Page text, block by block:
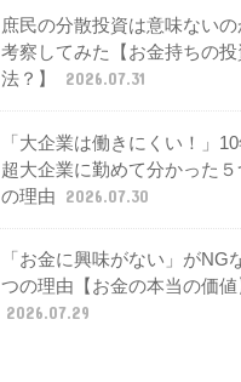
庶民の分散投資は意味ないの
考察してみた【お金持ちの投
法？】
2026.07.31
「大企業は働きにくい！」
超大企業に勤めて分かった５
の理由
2026.07.30
「お金に興味がない」がNG
つの理由【お金の本当の価値
2026.07.29